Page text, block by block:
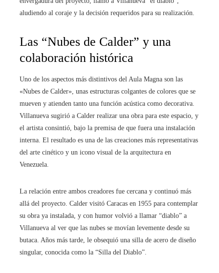
aludiendo al coraje y la decisión requeridos para su realización.
Las “Nubes de Calder” y una
colaboración histórica
Uno de los aspectos más distintivos del Aula Magna son las
«Nubes de Calder», unas estructuras colgantes de colores que se
mueven y atienden tanto una función acústica como decorativa.
Villanueva sugirió a Calder realizar una obra para este espacio, y
el artista consintió, bajo la premisa de que fuera una instalación
interna. El resultado es una de las creaciones más representativas
del arte cinético y un icono visual de la arquitectura en
Venezuela.
La relación entre ambos creadores fue cercana y continuó más
allá del proyecto. Calder visitó Caracas en 1955 para contemplar
su obra ya instalada, y con humor volvió a llamar “diablo” a
Villanueva al ver que las nubes se movían levemente desde su
butaca. Años más tarde, le obsequió una silla de acero de diseño
singular, conocida como la “Silla del Diablo”.